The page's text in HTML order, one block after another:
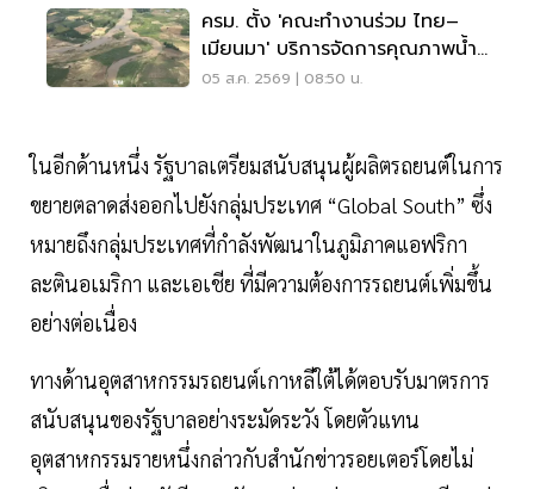
ครม. ตั้ง 'คณะทำงานร่วม ไทย–
เมียนมา' บริการจัดการคุณภาพน้ำ
ข้ามแดน
05 ส.ค. 2569 | 08:50 น.
ในอีกด้านหนึ่ง รัฐบาลเตรียมสนับสนุนผู้ผลิตรถยนต์ในการ
ขยายตลาดส่งออกไปยังกลุ่มประเทศ “Global South” ซึ่ง
หมายถึงกลุ่มประเทศที่กำลังพัฒนาในภูมิภาคแอฟริกา
ละตินอเมริกา และเอเชีย ที่มีความต้องการรถยนต์เพิ่มขึ้น
อย่างต่อเนื่อง
ทางด้านอุตสาหกรรมรถยนต์เกาหลีใต้ได้ตอบรับมาตรการ
สนับสนุนของรัฐบาลอย่างระมัดระวัง โดยตัวแทน
อุตสาหกรรมรายหนึ่งกล่าวกับสำนักข่าวรอยเตอร์โดยไม่